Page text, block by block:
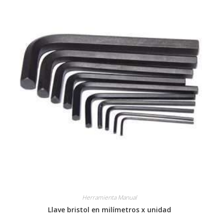
Herramienta Manual
Llave bristol en milímetros x unidad